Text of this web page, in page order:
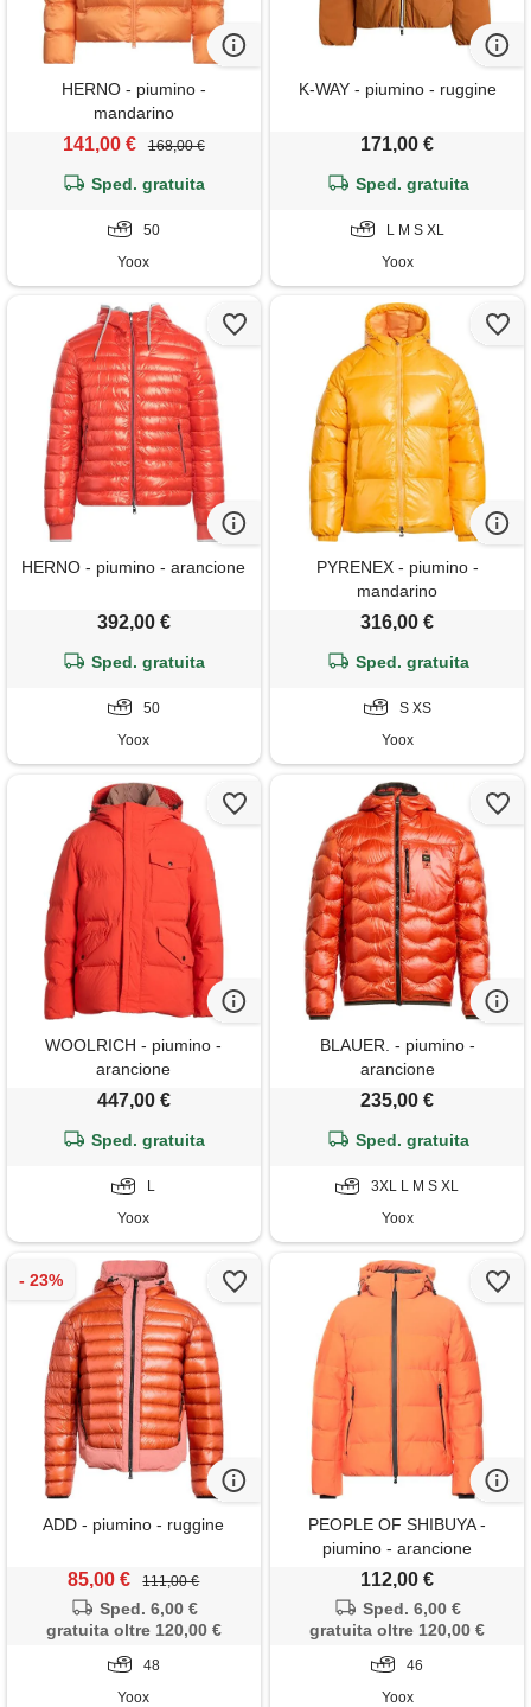
HERNO - piumino -
mandarino
141,00 € 168,00 €
Sped. gratuita
50
Yoox
K-WAY - piumino - ruggine
171,00 €
Sped. gratuita
L M S XL
Yoox
HERNO - piumino - arancione
392,00 €
Sped. gratuita
50
Yoox
PYRENEX - piumino -
mandarino
316,00 €
Sped. gratuita
S XS
Yoox
WOOLRICH - piumino -
arancione
447,00 €
Sped. gratuita
L
Yoox
BLAUER. - piumino -
arancione
235,00 €
Sped. gratuita
3XL L M S XL
Yoox
ADD - piumino - ruggine
85,00 € 111,00 €
Sped. 6,00 €
gratuita oltre 120,00 €
48
Yoox
PEOPLE OF SHIBUYA -
piumino - arancione
112,00 €
Sped. 6,00 €
gratuita oltre 120,00 €
46
Yoox